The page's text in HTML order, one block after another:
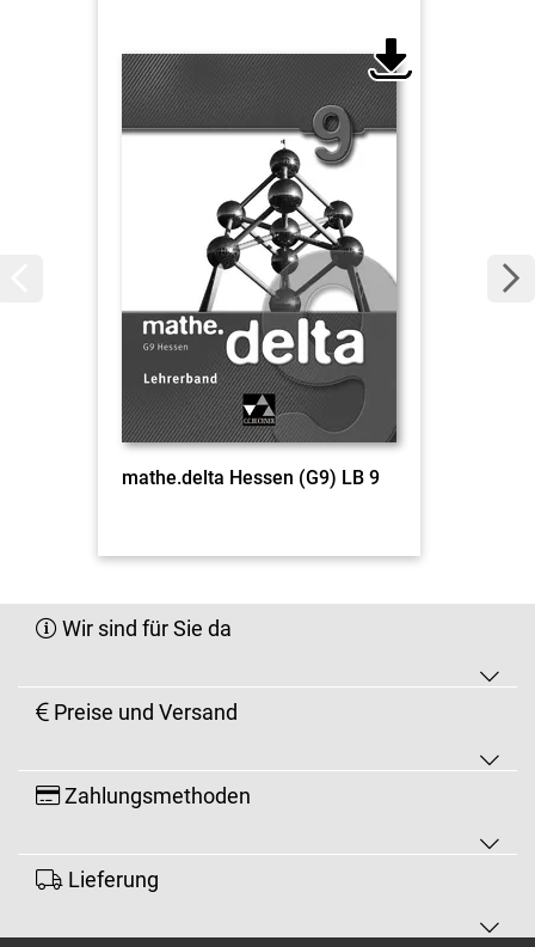
mathe.delta Hessen (G9) LB 9
Wir sind für Sie da
Preise und Versand
Zahlungsmethoden
Lieferung